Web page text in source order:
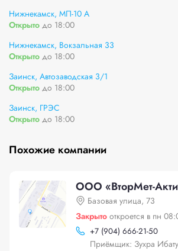
Нижнекамск, МП-10 А
Открыто до 18:00
Нижнекамск, Вокзальная 33
Открыто до 18:00
Заинск, Автозаводская 3/1
Открыто до 18:00
Заинск, ГРЭС
Открыто до 18:00
Похожие компании
ООО «ВторМет-
Базовая улица, 73
Закрыто откроется в пн
+7 (904) 666-21-50
Приёмщик: Зухра